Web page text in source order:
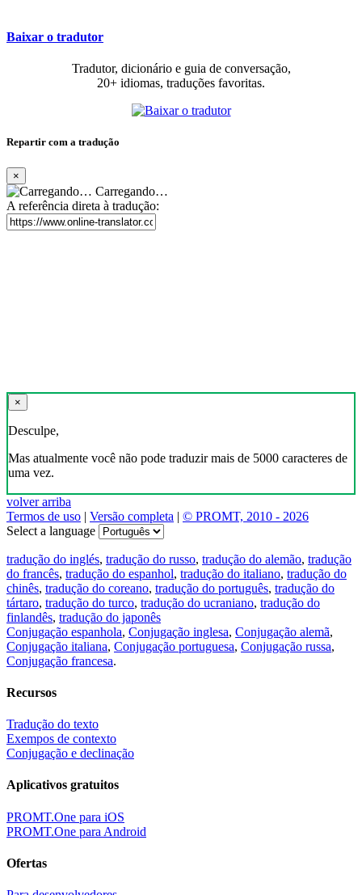
Baixar o tradutor
Tradutor, dicionário e guia de conversação,
20+ idiomas, traduções favoritas.
Repartir com a tradução
×
Carregando…
A referência direta à tradução:
×
Desculpe,
Mas atualmente você não pode traduzir mais de 5000 caracteres de
uma vez.
volver arriba
Termos de uso | Versão completa | © PROMT, 2010 - 2026
Select a language
tradução do inglés, tradução do russo, tradução do alemão, tradução
do francês, tradução do espanhol, tradução do italiano, tradução do
chinês, tradução do coreano, tradução do português, tradução do
tártaro, tradução do turco, tradução do ucraniano, tradução do
finlandês, tradução do japonês
Conjugação espanhola, Conjugação inglesa, Conjugação alemã,
Conjugação italiana, Conjugação portuguesa, Conjugação russa,
Conjugação francesa.
Recursos
Tradução do texto
Exempos de contexto
Conjugação e declinação
Aplicativos gratuitos
PROMT.One para iOS
PROMT.One para Android
Ofertas